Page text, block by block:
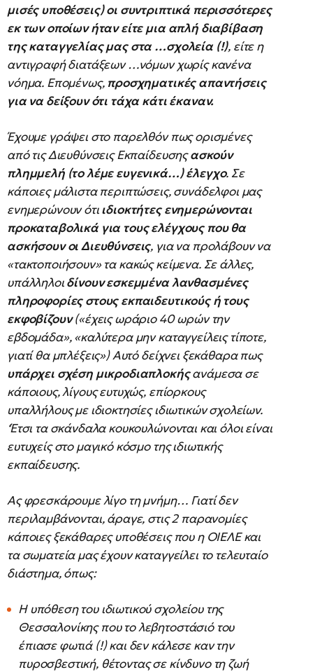
μισές υποθέσεις) οι συντριπτικά περισσότερες
εκ των οποίων ήταν είτε μια απλή διαβίβαση
της καταγγελίας μας στα …σχολεία (!), είτε η
αντιγραφή διατάξεων …νόμων χωρίς κανένα
νόημα. Επομένως, προσχηματικές απαντήσεις
για να δείξουν ότι τάχα κάτι έκαναν.
Έχουμε γράψει στο παρελθόν πως ορισμένες
από τις Διευθύνσεις Εκπαίδευσηςασκούν
πλημμελή (το λέμε ευγενικά…) έλεγχο. Σε
κάποιες μάλιστα περιπτώσεις, συνάδελφοι μας
ενημερώνουν ότιιδιοκτήτες ενημερώνονται
προκαταβολικά για τους ελέγχους που θα
ασκήσουν οι Διευθύνσεις, για να προλάβουν να
«τακτοποιήσουν» τα κακώς κείμενα. Σε άλλες,
υπάλληλοιδίνουν εσκεμμένα λανθασμένες
πληροφορίες στους εκπαιδευτικούς ή τους
εκφοβίζουν(«έχεις ωράριο 40 ωρών την
εβδομάδα», «καλύτερα μην καταγγείλεις τίποτε,
γιατί θα μπλέξεις») Αυτό δείχνει ξεκάθαρα πως
υπάρχει σχέση μικροδιαπλοκήςανάμεσα σε
κάποιους, λίγους ευτυχώς, επίορκους
υπαλλήλους με ιδιοκτησίες ιδιωτικών σχολείων.
‘Έτσι τα σκάνδαλα κουκουλώνονται και όλοι είναι
ευτυχείς στο μαγικό κόσμο της ιδιωτικής
εκπαίδευσης.
Ας φρεσκάρουμε λίγο τη μνήμη… Γιατί δεν
περιλαμβάνονται, άραγε, στις 2 παρανομίες
κάποιες ξεκάθαρες υποθέσεις που η ΟΙΕΛΕ και
τα σωματεία μας έχουν καταγγείλει το τελευταίο
διάστημα, όπως:
Η υπόθεση του ιδιωτικού σχολείου της
Θεσσαλονίκης που το λεβητοστάσιό του
έπιασε φωτιά (!) και δεν κάλεσε καν την
πυροσβεστική, θέτοντας σε κίνδυνο τη ζωή